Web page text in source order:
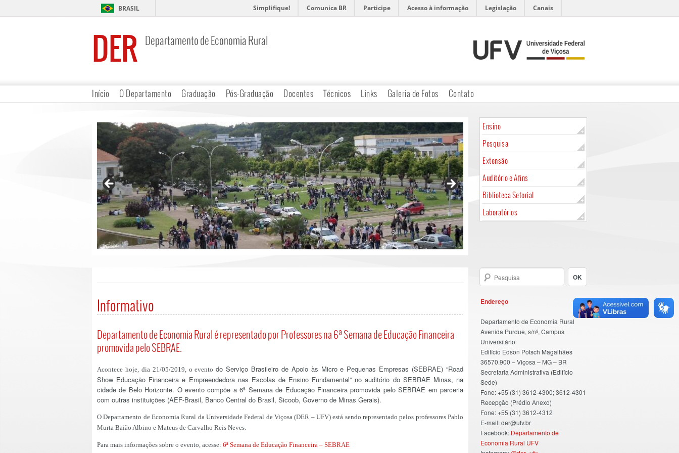
BRASIL Simplifique! Comunica BR Participe Acesso à informação Legislação Canais
DER Departamento de Economia Rural
Início O Departamento Graduação Pós-Graduação Docentes Técnicos Links Galeria de Fotos Contato
Ensino
Pesquisa
Extensão
Auditório e Afins
Biblioteca Setorial
Laboratórios
Endereço
Departamento de Economia Rural
Avenida Purdue, s/nº, Campus
Universitário
Edifício Edson Potsch Magalhães
36570.900 – Viçosa – MG – BR
Secretaria Administrativa (Edifício
Sede)
Fone: +55 (31) 3612-4300; 3612-4301
Recepção (Prédio Anexo)
Fone: +55 (31) 3612-4312
E-mail: der@ufv.br
Facebook: Departamento de
Economia Rural UFV
Informativo
Departamento de Economia Rural é representado por Professores na 6ª Semana de Educação Financeira
promovida pelo SEBRAE.
Acontece hoje, dia 21/05/2019, o eventodo Serviço Brasileiro de Apoio às Micro e Pequenas Empresas (SEBRAE) “Road
Show Educação Financeira e Empreendedora nas Escolas de Ensino Fundamental” no auditório do SEBRAE Minas, na
cidade de Belo Horizonte. O evento compõe a 6ª Semana de Educação Financeira promovida pelo SEBRAE em parceria
com outras instituições (AEF-Brasil, Banco Central do Brasil, Sicoob, Governo de Minas Gerais).
O Departamento de Economia Rural da Universidade Federal de Viçosa (DER – UFV) está sendo representado pelos professores Pablo
Murta Baião Albino e Mateus de Carvalho Reis Neves.
Para mais informações sobre o evento, acesse: 6ª Semana de Educação Financeira – SEBRAE